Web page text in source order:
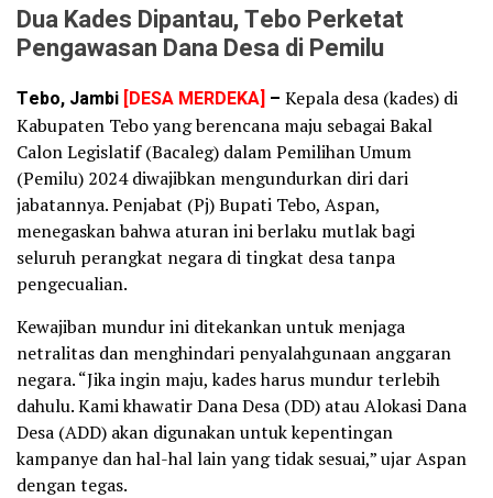
Dua Kades Dipantau, Tebo Perketat
Pengawasan Dana Desa di Pemilu
Tebo, Jambi [DESA MERDEKA] – Kepala desa (kades) di
Kabupaten Tebo yang berencana maju sebagai Bakal
Calon Legislatif (Bacaleg) dalam Pemilihan Umum
(Pemilu) 2024 diwajibkan mengundurkan diri dari
jabatannya. Penjabat (Pj) Bupati Tebo, Aspan,
menegaskan bahwa aturan ini berlaku mutlak bagi
seluruh perangkat negara di tingkat desa tanpa
pengecualian.
Kewajiban mundur ini ditekankan untuk menjaga
netralitas dan menghindari penyalahgunaan anggaran
negara. “Jika ingin maju, kades harus mundur terlebih
dahulu. Kami khawatir Dana Desa (DD) atau Alokasi Dana
Desa (ADD) akan digunakan untuk kepentingan
kampanye dan hal-hal lain yang tidak sesuai,” ujar Aspan
dengan tegas.